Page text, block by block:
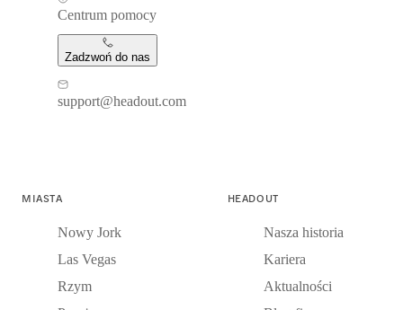
Centrum pomocy
Zadzwoń do nas
support@headout.com
MIASTA
Nowy Jork
Las Vegas
Rzym
HEADOUT
Nasza historia
Kariera
Aktualności